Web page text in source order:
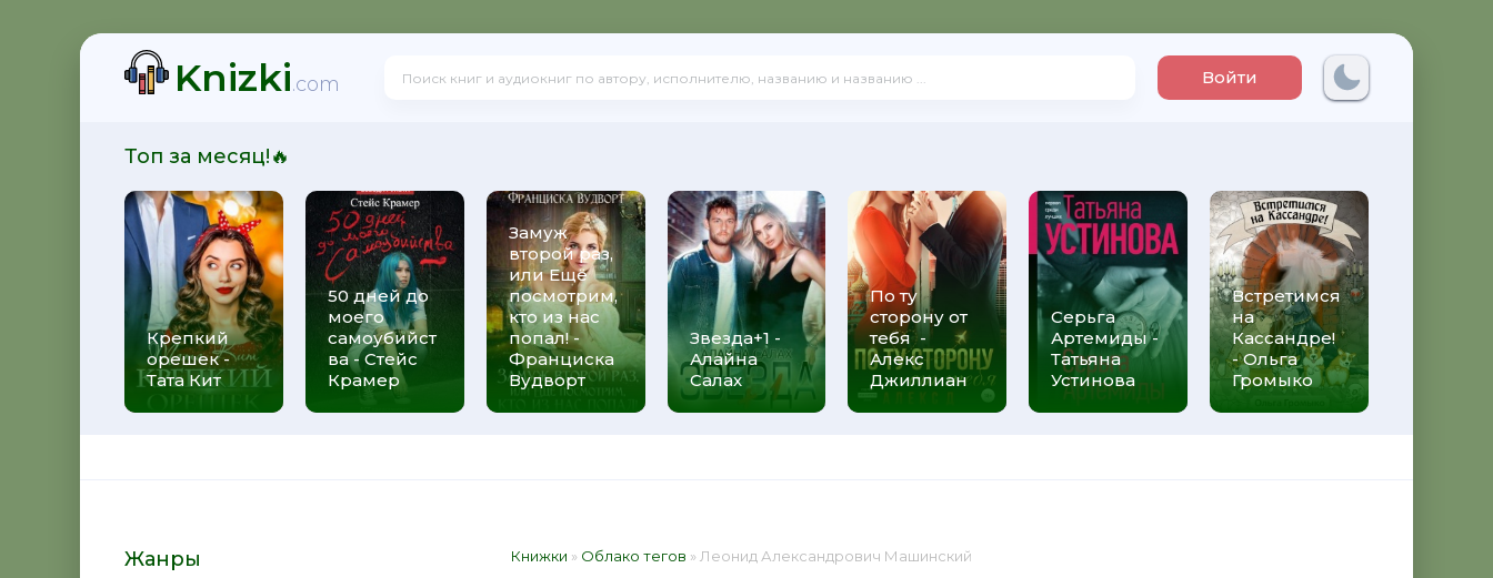
Knizki.com Войти
Топ за месяц!🔥
Крепкий
орешек -
Тата Кит
50 дней до
моего
самоубийст
ва - Стейс
Крамер
Замуж
второй раз,
или Ещё
посмотрим,
кто из нас
попал! -
Франциска
Вудворт
Звезда+1 -
Алайна
Салах
По ту
сторону от
тебя -
Алекс
Джиллиан
Серьга
Артемиды -
Татьяна
Устинова
Встретимся
на
Кассандре!
- Ольга
Громыко
Жанры Книжки » Облако тегов » Леонид Александрович Машинский